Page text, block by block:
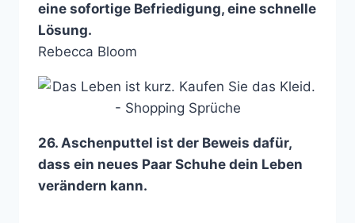
eine sofortige Befriedigung, eine schnelle
Lösung.
Rebecca Bloom
26. Aschenputtel ist der Beweis dafür,
dass ein neues Paar Schuhe dein Leben
verändern kann.